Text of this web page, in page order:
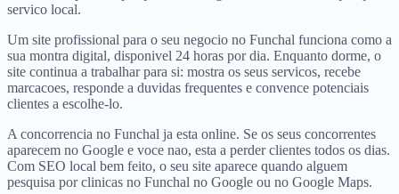
servico local.
Um site profissional para o seu negocio no Funchal funciona como a
sua montra digital, disponivel 24 horas por dia. Enquanto dorme, o
site continua a trabalhar para si: mostra os seus servicos, recebe
marcacoes, responde a duvidas frequentes e convence potenciais
clientes a escolhe-lo.
A concorrencia no Funchal ja esta online. Se os seus concorrentes
aparecem no Google e voce nao, esta a perder clientes todos os dias.
Com SEO local bem feito, o seu site aparece quando alguem
pesquisa por clinicas no Funchal no Google ou no Google Maps.